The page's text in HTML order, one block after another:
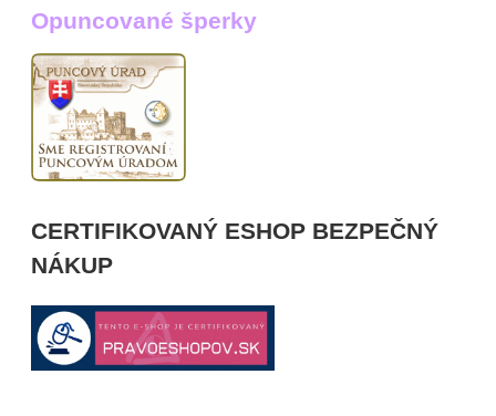
Opuncované šperky
CERTIFIKOVANÝ ESHOP BEZPEČNÝ
NÁKUP